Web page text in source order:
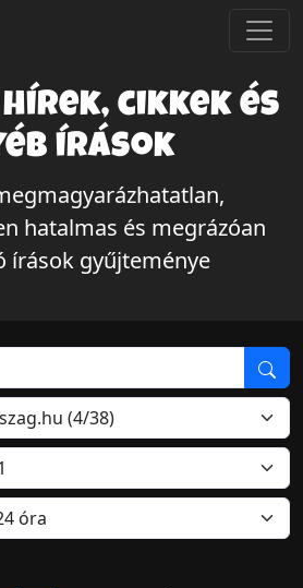
cikkek és
írások
hatalmas és megrázóan
írások gyűjteménye